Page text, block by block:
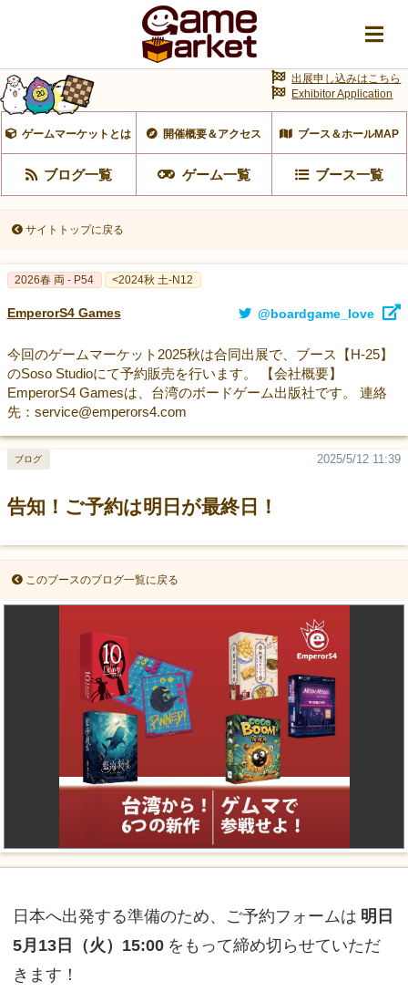
ゲームマーケットとは 開催概要＆アクセス ブース＆ホールMAP
ブログ一覧 ゲーム一覧 ブース一覧
出展申し込みはこちら
Exhibitor Application
サイトトップに戻る
2026春 両 - P54 <2024秋 土-N12
EmperorS4 Games @boardgame_love
今回のゲームマーケット2025秋は合同出展で、ブース【H-25】
のSoso Studioにて予約販売を行います。 【会社概要】
EmperorS4 Gamesは、台湾のボードゲーム出版社です。 連絡
先：service@emperors4.com
告知！ご予約は明日が最終日！
2025/5/12 11:39
ブログ
このブースのブログ一覧に戻る
日本へ出発する準備のため、ご予約フォームは 明日
5月13日（火）15:00 をもって締め切らせていただ
きます！